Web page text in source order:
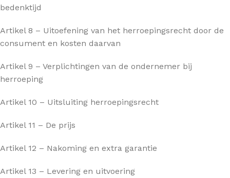
bedenktijd
Artikel 8 – Uitoefening van het herroepingsrecht door de
consument en kosten daarvan
Artikel 9 – Verplichtingen van de ondernemer bij
herroeping
Artikel 10 – Uitsluiting herroepingsrecht
Artikel 11 – De prijs
Artikel 12 – Nakoming en extra garantie
Artikel 13 – Levering en uitvoering